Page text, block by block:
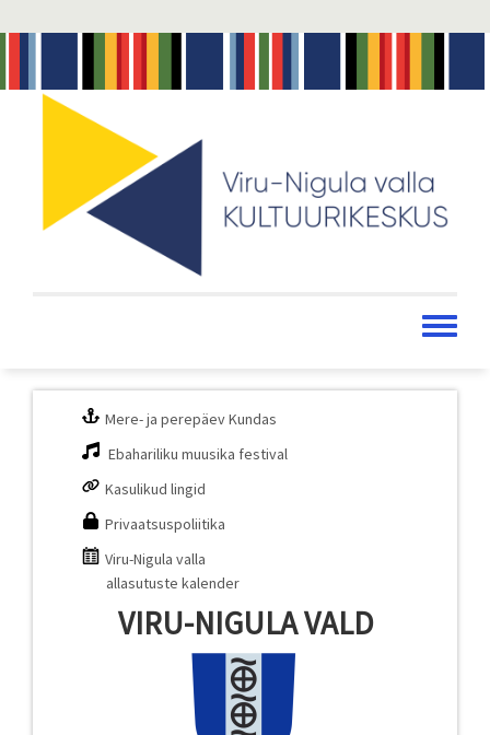
põhisisu
Toggle
Mere- ja perepäev Kundas
Ebahariliku muusika festival
Kasulikud lingid
Privaatsuspoliitika
Viru-Nigula valla
allasutuste kalender
VIRU-NIGULA VALD